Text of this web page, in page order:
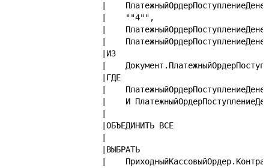
|
|    ""4"",
|
|
|ИЗ
|
|ГДЕ
|
|    И
|ОБЪЕДИНИТЬ ВСЕ
|ВЫБРАТЬ
|